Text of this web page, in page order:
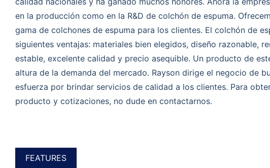
en la producción como en la R&D de colchón de espuma.
gama de colchones de espuma para los clientes. El colchón de
siguientes ventajas: materiales bien elegidos, diseño razonable,
estable, excelente calidad y precio asequible. Un producto de
altura de la demanda del mercado. Rayson dirige el negocio de
esfuerza por brindar servicios de calidad a los clientes. Para
producto y cotizaciones, no dude en contactarnos.
FEATURES